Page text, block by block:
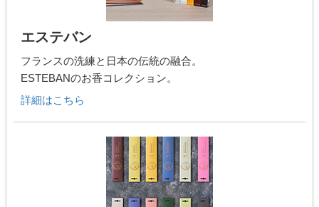
エステバン
フランスの洗練と日本の伝統の融合。
ESTEBANのお香コレクション。
詳細はこちら